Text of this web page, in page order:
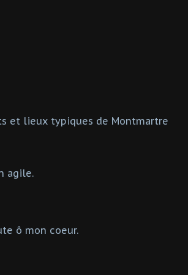
et lieux typiques de Montmartre
agile.
ô mon coeur.